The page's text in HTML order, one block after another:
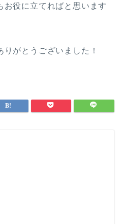
お役に立てればと思います
がとうございました！